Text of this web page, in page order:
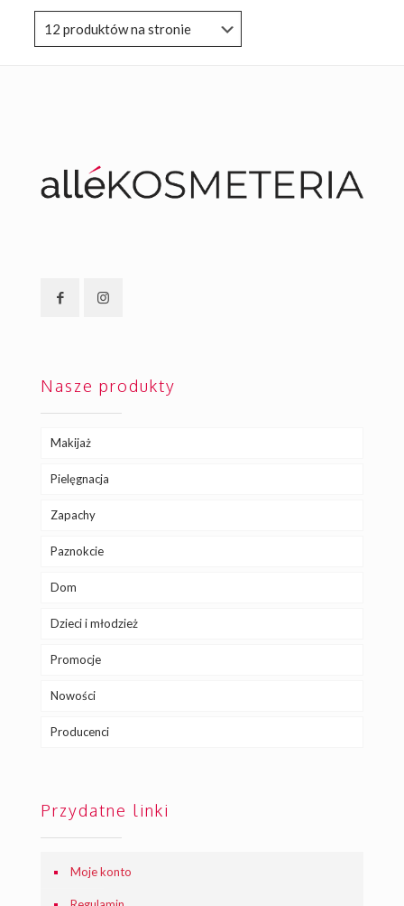
Nasze produkty
Makijaż
Pielęgnacja
Zapachy
Paznokcie
Dom
Dzieci i młodzież
Promocje
Nowości
Producenci
Przydatne linki
Moje konto